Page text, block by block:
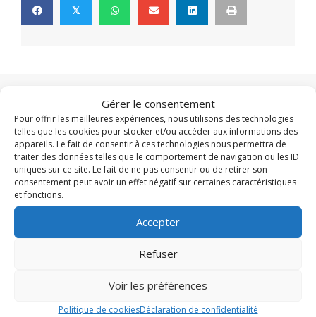
Gérer le consentement
Pour offrir les meilleures expériences, nous utilisons des technologies
telles que les cookies pour stocker et/ou accéder aux informations des
appareils. Le fait de consentir à ces technologies nous permettra de
traiter des données telles que le comportement de navigation ou les ID
uniques sur ce site. Le fait de ne pas consentir ou de retirer son
consentement peut avoir un effet négatif sur certaines caractéristiques
et fonctions.
Accepter
Refuser
Voir les préférences
Politique de cookiesDéclaration de confidentialité
𝕏
À la une